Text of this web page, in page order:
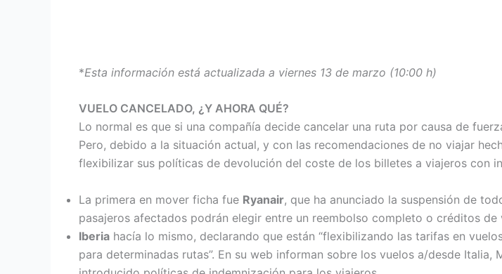
*Esta información está actualizada a viernes 13 de marzo (10:00 h)
VUELO CANCELADO, ¿Y AHORA QUÉ?
Lo normal es que si una compañía decide cancelar una ruta por causa de
Pero, debido a la situación actual, y con las recomendaciones de no viajar
flexibilizar sus políticas de devolución del coste de los billetes a viajeros con
La primera en mover ficha fue Ryanair, que ha anunciado la suspensión de
pasajeros afectados podrán elegir entre un reembolso completo o créditos
Iberia hacía lo mismo, declarando que están “flexibilizando las tarifas en
para determinadas rutas”. En su web informan sobre los vuelos a/desde